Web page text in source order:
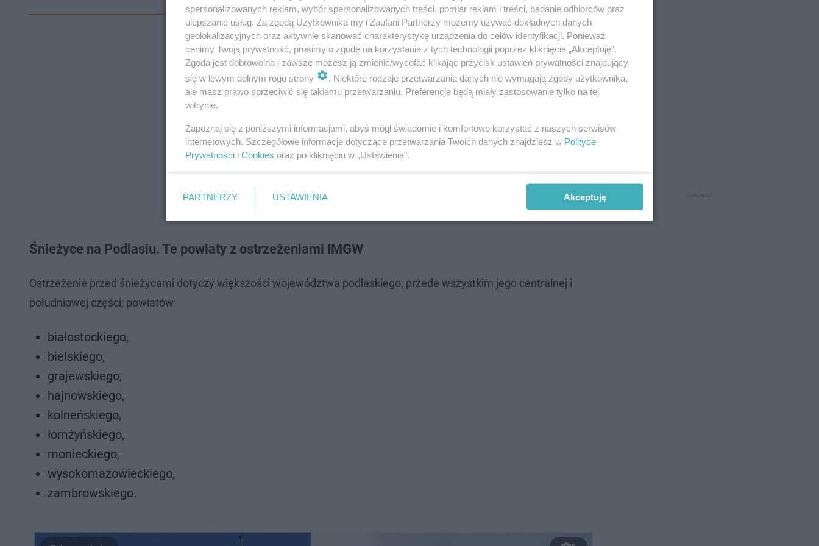
ROZWIŃ
Śnieżyce na Podlasiu. Te powiaty z ostrzeżeniami IMGW
Ostrzeżenie przed śnieżycami dotyczy większości województwa podlaskiego, przede wszystkim jego centralnej i
południowej części; powiatów:
białostockiego,
bielskiego,
grajewskiego,
hajnowskiego,
kolneńskiego,
łomżyńskiego,
monieckiego,
wysokomazowieckiego,
zambrowskiego.
spersonalizowanych reklam, wybór spersonalizowanych treści, pomiar reklam i treści, badanie odbiorców oraz
ulepszanie usług. Za zgodą Użytkownika my i Zaufani Partnerzy możemy używać dokładnych danych
geolokalizacyjnych oraz aktywnie skanować charakterystykę urządzenia do celów identyfikacji. Ponieważ
cenimy Twoją prywatność, prosimy o zgodę na korzystanie z tych technologii poprzez kliknięcie „Akceptuję”.
Zgoda jest dobrowolna i zawsze możesz ją zmienić/wycofać klikając przycisk ustawień prywatności znajdujący
się w lewym dolnym rogu strony
. Niektóre rodzaje przetwarzania danych nie wymagają zgody użytkownika,
ale masz prawo sprzeciwić się takiemu przetwarzaniu. Preferencje będą miały zastosowanie tylko na tej
witrynie.
Zapoznaj się z poniższymi informacjami, abyś mógł świadomie i komfortowo korzystać z naszych serwisów
internetowych. Szczegółowe informacje dotyczące przetwarzania Twoich danych znajdziesz w Polityce
Prywatności i Cookies oraz po kliknięciu w „Ustawienia”.
PARTNERZY USTAWIENIA Akceptuję